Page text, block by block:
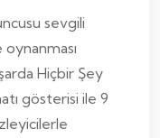
sevgili
Hiçbir Şey
gösterisi ile 9